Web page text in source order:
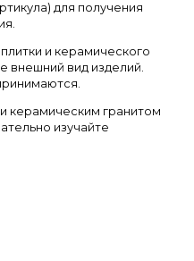
для получения
и керамического
внешний вид изделий.
керамическим гранитом
изучайте